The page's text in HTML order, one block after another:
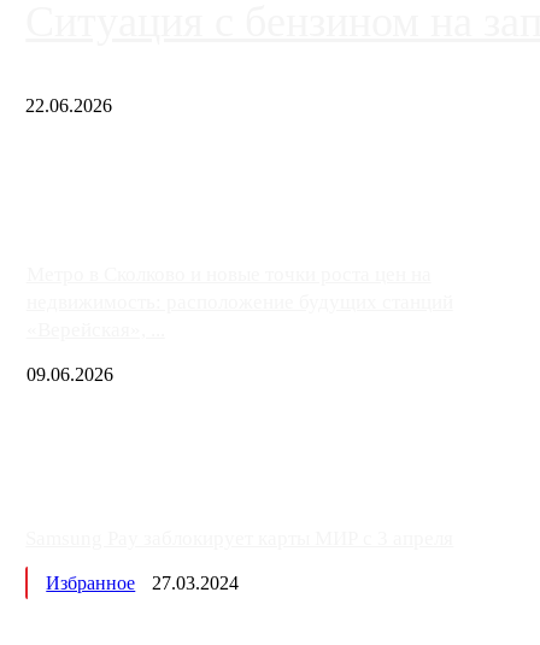
22.06.2026
09.06.2026
Избранное 27.03.2024